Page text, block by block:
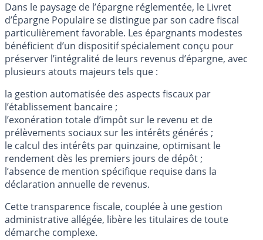
Dans le paysage de l’épargne réglementée, le Livret
d’Épargne Populaire se distingue par son cadre fiscal
particulièrement favorable. Les épargnants modestes
bénéficient d’un dispositif spécialement conçu pour
préserver l’intégralité de leurs revenus d’épargne, avec
plusieurs atouts majeurs tels que :
la gestion automatisée des aspects fiscaux par
l’établissement bancaire ;
l’exonération totale d’impôt sur le revenu et de
prélèvements sociaux sur les intérêts générés ;
le calcul des intérêts par quinzaine, optimisant le
rendement dès les premiers jours de dépôt ;
l’absence de mention spécifique requise dans la
déclaration annuelle de revenus.
Cette transparence fiscale, couplée à une gestion
administrative allégée, libère les titulaires de toute
démarche complexe.